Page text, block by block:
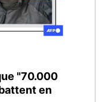
"70.000
en